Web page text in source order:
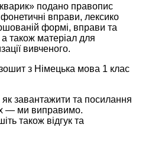
подано правопис
вправи, лексико
формі, вправи та
також матеріал для
вивченого.
з Німецька мова 1 клас
як завантажити та посилання
— ми виправимо.
також відгук та